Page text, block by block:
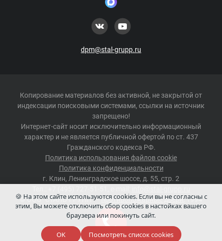
dpm@stal-grupp.ru
Копирование материалов без активной, не закрытой от
индексации поисковыми системами, ссылки на источник
запрещено!
Интернет-сайт носит исключительно информационный
характер и не является публичной офертой по ст. 437
Гражданского кодекса РФ.
Политика использования файлов cookie
Политика конфиденциальности
г. Клин, Ленинградское шоссе, д. 55, стр. 2
©ООО "СТАЛЬ-ГРУПП"–противопожарные двери, 1994
-2026 г.
Сделано в
🍪 На этом сайте используются cookies. Если вы не согласны с
этим, Вы можете отключить сбор cookies в настойках вашего
браузера или покинуть сайт.
OK Посмотреть список cookies